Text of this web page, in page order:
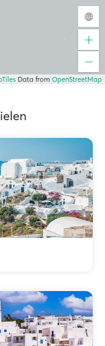
Data from OpenStreetMap